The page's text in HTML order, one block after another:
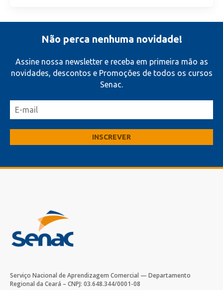
Não perca nenhuma novidade!
Assine nossa newsletter e receba em primeira mão as
novidades, descontos e Promoções de todos os cursos
Senac.
Serviço Nacional de Aprendizagem Comercial — Departamento
Regional da Ceará – CNPJ: 03.648.344/0001-08